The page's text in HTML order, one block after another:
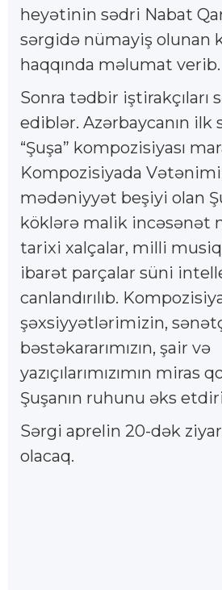
heyətinin sədri Nabat
sərgidə nümayiş olunan
haqqında məlumat verib.
Sonra tədbir iştirakçıları
ediblər. Azərbaycanın
“Şuşa” kompozisiyası
Kompozisiyada
mədəniyyət beşiyi olan
köklərə malik incəsənət
tarixi xalçalar, milli
ibarət parçalar süni
canlandırılıb.
şəxsiyyətlərimizin,
bəstəkararımızın, şair və
yazıçılarımızımın miras
Şuşanın ruhunu əks
Sərgi aprelin 20-dək
olacaq.